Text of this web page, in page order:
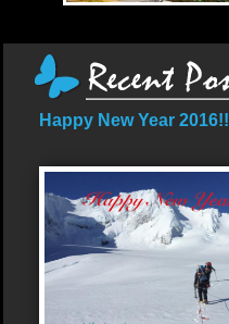
Happy New Year 2016!!